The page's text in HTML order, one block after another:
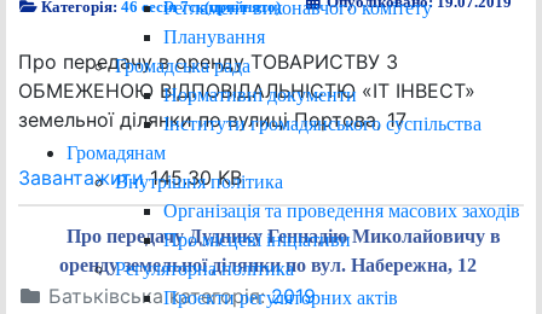
Регламент виконавчого комітету
Планування
Громадська рада
Нормативні документи
Інститути громадянського суспільства
Громадянам
Внутрішня політика
Організація та проведення масових заходів
Про місцеві ініціативи
Регуляторна політика
Проєкти регуляторних актів
Категорія:46 сесія 7ск(прийнято)
Про передачу в оренду ТОВАРИСТВУ З
ОБМЕЖЕНОЮ ВІДПОВІДАЛЬНІСТЮ «ІТ ІНВЕСТ»
земельної ділянки по вулиці Портова, 17
Завантажити145.30 KB
Про передачу Дуднику Геннадію Миколайовичу в
оренду земельної ділянки по вул. Набережна, 12
Батьківська категорія:2019